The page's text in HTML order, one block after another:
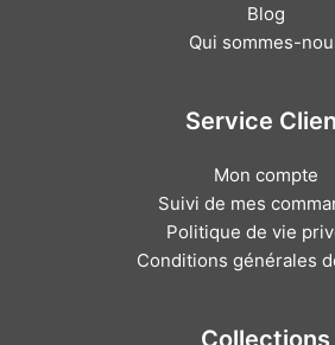
Blog
Qui sommes-
Service
Mon compte
Suivi de mes
Politique de vie
Conditions générales
Collections